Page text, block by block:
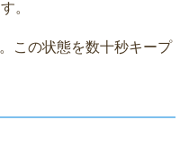
。
この状態を数十秒キープ